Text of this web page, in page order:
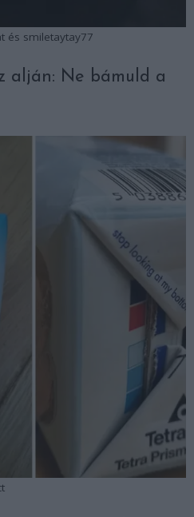
és smiletaytay77
alján: Ne bámuld a